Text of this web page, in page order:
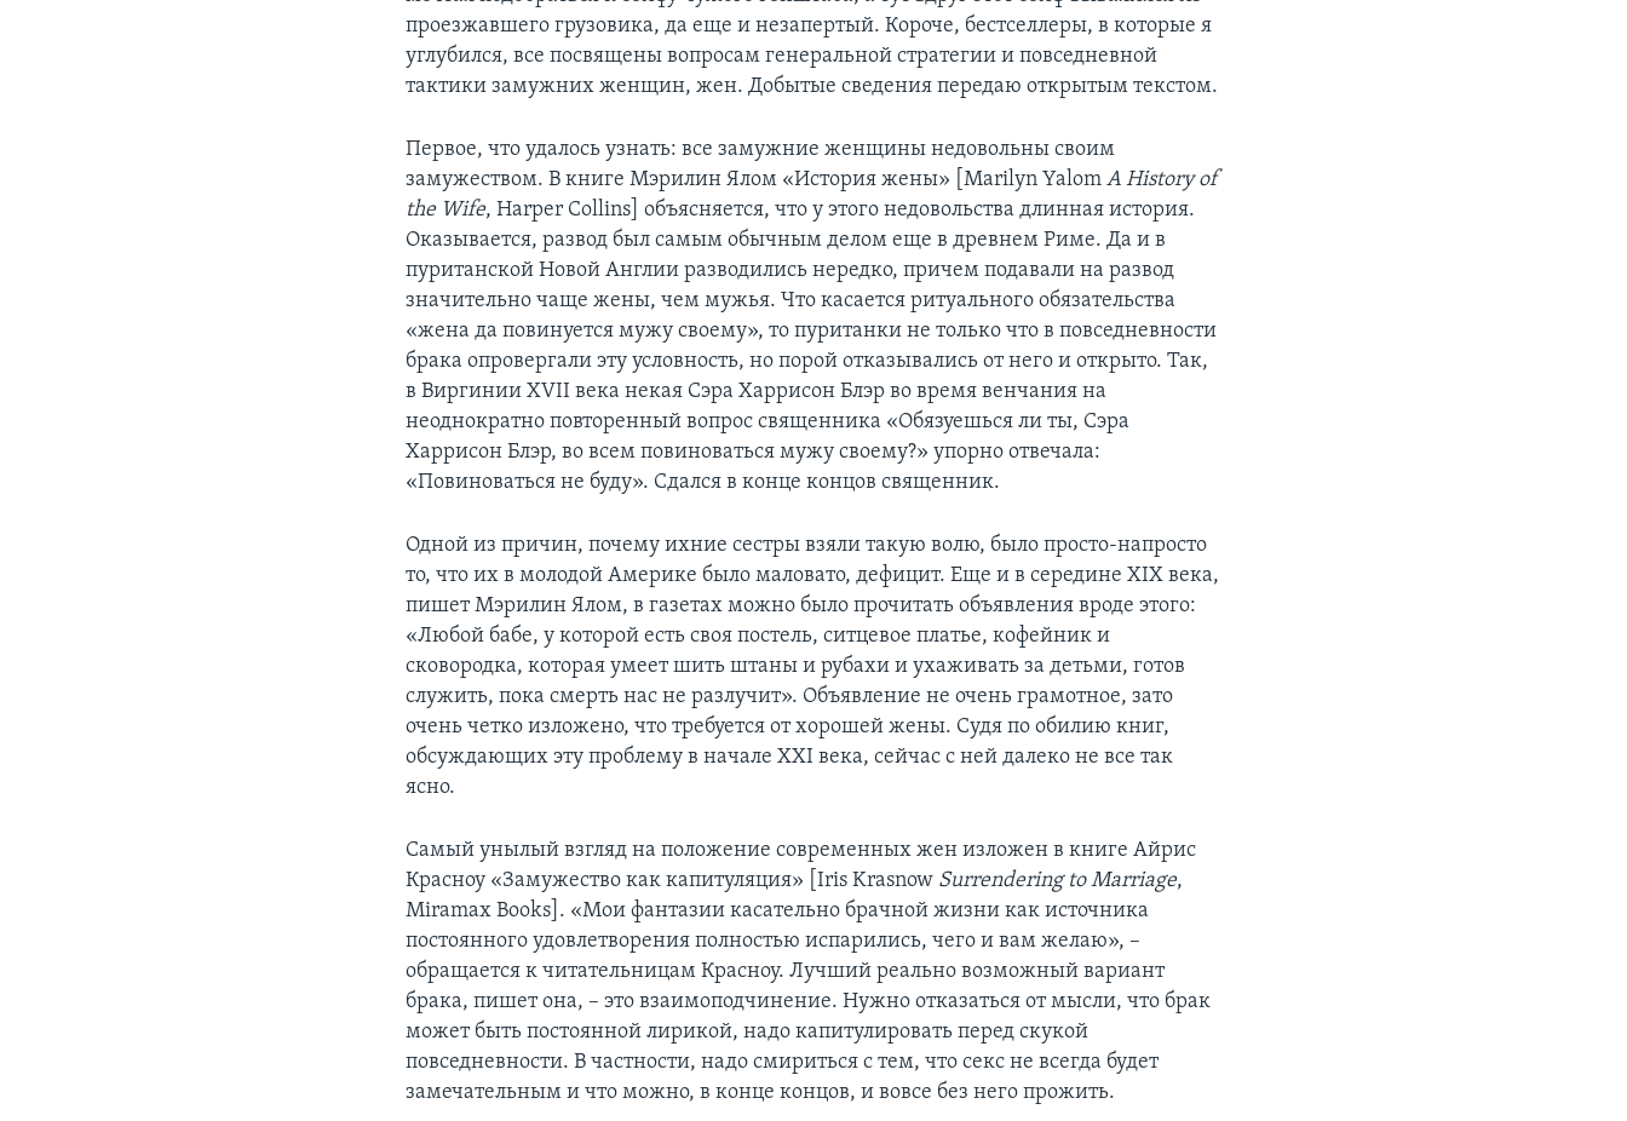
проезжавшего грузовика, да еще и незапертый. Короче, бестселлеры, в которые я
углубился, все посвящены вопросам генеральной стратегии и повседневной
тактики замужних женщин, жен. Добытые сведения передаю открытым текстом.
Первое, что удалось узнать: все замужние женщины недовольны своим
замужеством. В книге Мэрилин Ялом «История жены» [Marilyn YalomA History of
the Wife, Harper Collins] объясняется, что у этого недовольства длинная история.
Оказывается, развод был самым обычным делом еще в древнем Риме. Да и в
пуританской Новой Англии разводились нередко, причем подавали на развод
значительно чаще жены, чем мужья. Что касается ритуального обязательства
«жена да повинуется мужу своему», то пуританки не только что в повседневности
брака опровергали эту условность, но порой отказывались от него и открыто. Так,
в Виргинии XVII века некая Сэра Харрисон Блэр во время венчания на
неоднократно повторенный вопрос священника «Обязуешься ли ты, Сэра
Харрисон Блэр, во всем повиноваться мужу своему?» упорно отвечала:
«Повиноваться не буду». Сдался в конце концов священник.
Одной из причин, почему ихние сестры взяли такую волю, было просто-напросто
то, что их в молодой Америке было маловато, дефицит. Еще и в середине XIX века,
пишет Мэрилин Ялом, в газетах можно было прочитать объявления вроде этого:
«Любой бабе, у которой есть своя постель, ситцевое платье, кофейник и
сковородка, которая умеет шить штаны и рубахи и ухаживать за детьми, готов
служить, пока смерть нас не разлучит». Объявление не очень грамотное, зато
очень четко изложено, что требуется от хорошей жены. Судя по обилию книг,
обсуждающих эту проблему в начале XXI века, сейчас с ней далеко не все так
ясно.
Самый унылый взгляд на положение современных жен изложен в книге Айрис
Красноу «Замужество как капитуляция» [Iris Krasnow Surrendering to Marriage,
Miramax Books]. «Мои фантазии касательно брачной жизни как источника
постоянного удовлетворения полностью испарились, чего и вам желаю», –
обращается к читательницам Красноу. Лучший реально возможный вариант
брака, пишет она, – это взаимоподчинение. Нужно отказаться от мысли, что брак
может быть постоянной лирикой, надо капитулировать перед скукой
повседневности. В частности, надо смириться с тем, что секс не всегда будет
замечательным и что можно, в конце концов, и вовсе без него прожить.